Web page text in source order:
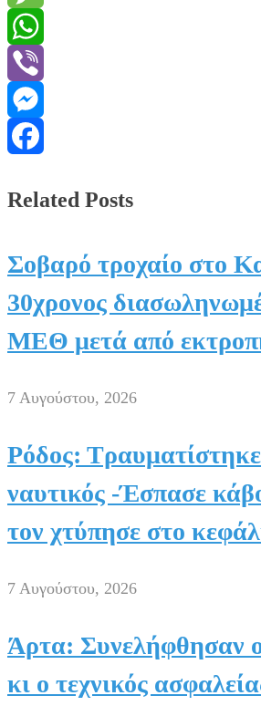
Message
WhatsApp
Viber
Messenger
Related Posts
Σοβαρό τροχαίο στο
30χρονος
ΜΕΘ μετά από
7 Αυγούστου, 2026
Ρόδος:
ναυτικός -Έσπασε
τον χτύπησε στο
7 Αυγούστου, 2026
Άρτα: Συνελήφθησαν
κι ο τεχνικός